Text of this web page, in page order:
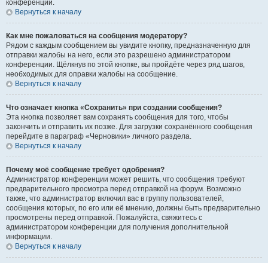
конференции.
Вернуться к началу
Как мне пожаловаться на сообщения модератору?
Рядом с каждым сообщением вы увидите кнопку, предназначенную для
отправки жалобы на него, если это разрешено администратором
конференции. Щёлкнув по этой кнопке, вы пройдёте через ряд шагов,
необходимых для оправки жалобы на сообщение.
Вернуться к началу
Что означает кнопка «Сохранить» при создании сообщения?
Эта кнопка позволяет вам сохранять сообщения для того, чтобы
закончить и отправить их позже. Для загрузки сохранённого сообщения
перейдите в параграф «Черновики» личного раздела.
Вернуться к началу
Почему моё сообщение требует одобрения?
Администратор конференции может решить, что сообщения требуют
предварительного просмотра перед отправкой на форум. Возможно
также, что администратор включил вас в группу пользователей,
сообщения которых, по его или её мнению, должны быть предварительно
просмотрены перед отправкой. Пожалуйста, свяжитесь с
администратором конференции для получения дополнительной
информации.
Вернуться к началу